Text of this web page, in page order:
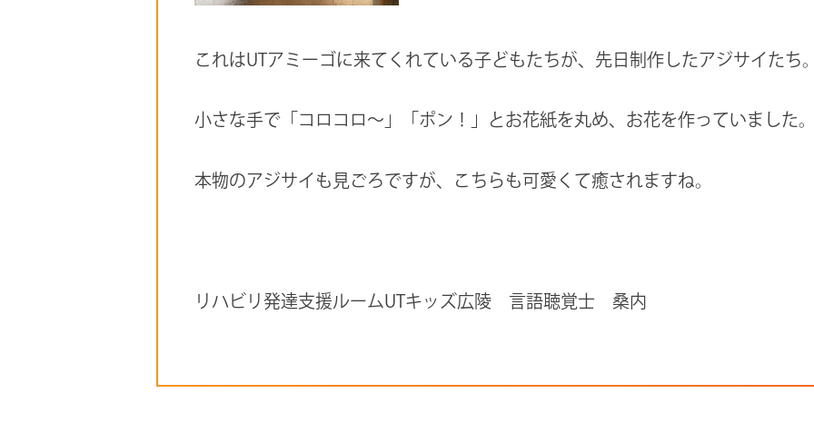
これはUTアミーゴに来てくれている子どもたちが、先日制作したアジサイたち
小さな手で「コロコロ～」「ポン！」とお花紙を丸め、お花を作っていました
本物のアジサイも見ごろですが、こちらも可愛くて癒されますね。
リハビリ発達支援ルームUTキッズ広陵 言語聴覚士 桑内